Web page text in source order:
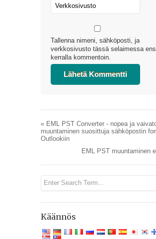
Tallenna nimeni, sähköposti, ja
verkkosivusto tässä selaimessa
kerralla kommentoin.
«EML PST Converter - nopea ja
muuntaminen suosittuja sähköpostin
Outlookiin
EML PST muuntaminen
Käännös